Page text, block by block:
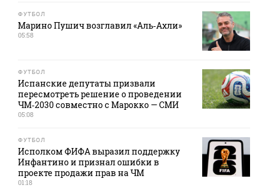
ФУТБОЛ
Марино Пушич возглавил «Аль‑Ахли»
05:58
ФУТБОЛ
Испанские депутаты призвали
пересмотреть решение о проведении
ЧМ‑2030 совместно с Марокко — СМИ
05:08
ФУТБОЛ
Исполком ФИФА выразил поддержку
Инфантино и признал ошибки в
проекте продажи прав на ЧМ
01:18